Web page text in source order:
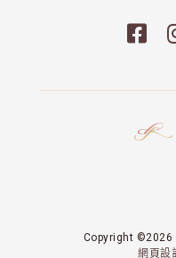
Copyright ©2026
網頁設